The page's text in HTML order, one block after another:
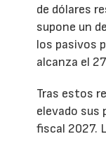
de dólares
supone un
los pasivos
alcanza el
Tras estos
elevado sus
fiscal 2027.